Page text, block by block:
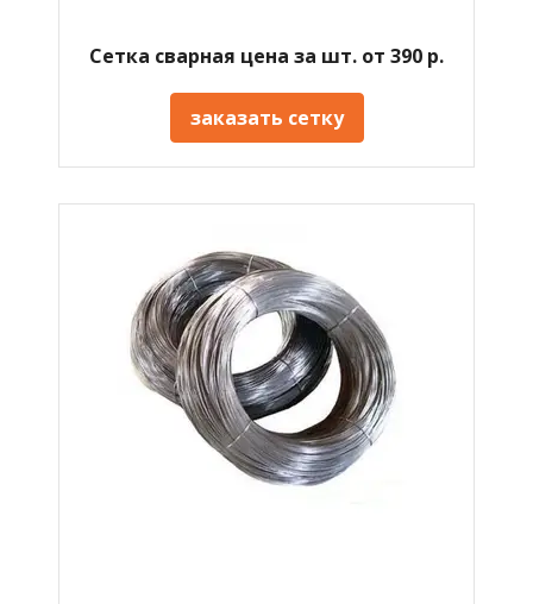
Сетка сварная цена за шт. от 390 р.
заказать сетку